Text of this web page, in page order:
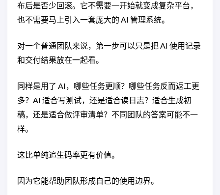
布后是否少回滚。它不需要一开始就变成复杂平台，
也不需要马上引入一套庞大的 AI 管理系统。
对一个普通团队来说，第一步可以只是把 AI 使用记录
和交付结果放在一起看。
同样是用了 AI，哪些任务更顺？哪些任务反而返工更
多？AI 适合写测试，还是适合读日志？适合生成初
稿，还是适合做评审清单？不同团队的答案可能不一
样。
这比单纯追生码率更有价值。
因为它能帮助团队形成自己的使用边界。